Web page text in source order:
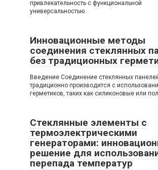
привлекательность с функциональной
универсальностью.
Инновационные методы
соединения стеклянных
без традиционных
Введение Соединение стеклянных
традиционно производится с
герметиков, таких как силиконовые или
Стеклянные элементы с
термоэлектрическими
генераторами:
решение для
перепада температур